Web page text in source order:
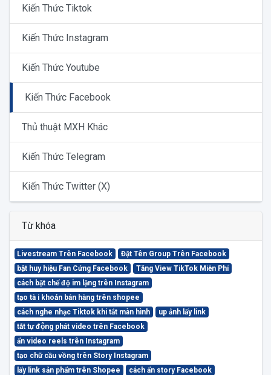
Kiến Thức Tiktok
Kiến Thức Instagram
Kiến Thức Youtube
Kiến Thức Facebook
Thủ thuật MXH Khác
Kiến Thức Telegram
Kiến Thức Twitter (X)
Từ khóa
Livestream Trên Facebook
Đặt Tên Group Trên Facebook
bật huy hiệu Fan Cứng Facebook
Tăng View TikTok Miễn Phí
cách bật chế độ im lặng trên Instagram
tạo tà i khoản bán hàng trên shopee
cách nghe nhạc Tiktok khi tắt màn hình
up ảnh lấy link
tắt tự động phát video trên Facebook
ẩn video reels trên Instagram
tạo chữ cầu vồng trên Story Instagram
lấy link sản phẩm trên Shopee
cách ẩn story Facebook